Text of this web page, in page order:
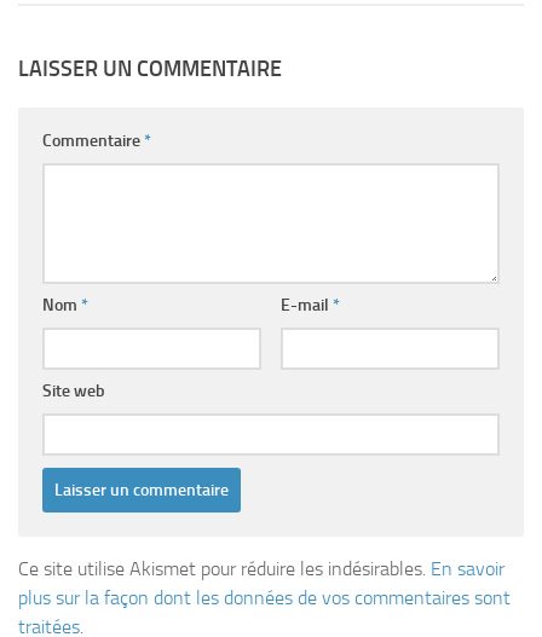
LAISSER UN COMMENTAIRE
Commentaire*
Nom * E-mail *
Site web
Ce site utilise Akismet pour réduire les indésirables. En savoir
plus sur la façon dont les données de vos commentaires sont
traitées